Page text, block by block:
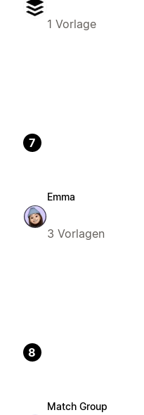
1 Vorlage
7
Emma
3 Vorlagen
8
Match Group